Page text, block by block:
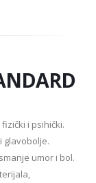
i psihički.
glavobolje.
umor i bol.